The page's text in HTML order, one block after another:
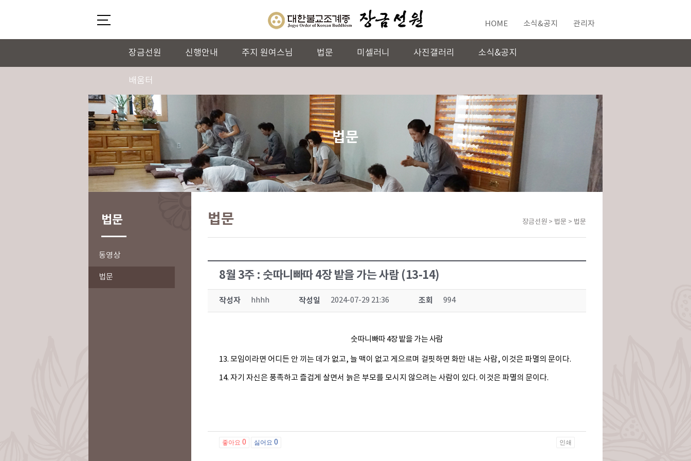
HOME 소식&공지 관리자
장금선원 신행안내 주지 원여스님 법문 미셀러니 사진갤러리 소식&공지
배움터
법문
법문
동영상
법문
장금선원 > 법문 > 법문
법문
8월 3주 : 숫따니빠따 4장 밭을 가는 사람 (13-14)
작성자 hhhh 작성일 2024-07-29 21:36 조회 994
숫따니빠따 4장 밭을 가는 사람
13. 모임이라면 어디든 안 끼는 데가 없고, 늘 맥이 없고 게으르며 걸핏하면 화만 내는 사람, 이것은 파멸의 문이다.
14. 자기 자신은 풍족하고 즐겁게 살면서 늙은 부모를 모시지 않으려는 사람이 있다. 이것은 파멸의 문이다.
좋아요 0 싫어요 0 인쇄